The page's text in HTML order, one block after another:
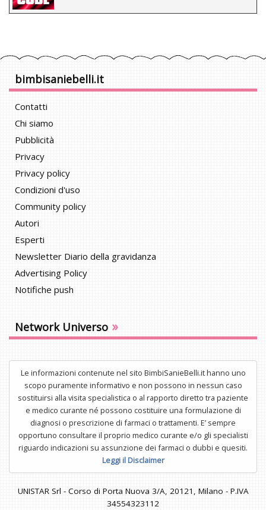
bimbisaniebelli.it
Contatti
Chi siamo
Pubblicità
Privacy
Privacy policy
Condizioni d'uso
Community policy
Autori
Esperti
Newsletter Diario della gravidanza
Advertising Policy
Notifiche push
Network Universo »
Le informazioni contenute nel sito BimbiSanieBelli.it hanno uno
scopo puramente informativo e non possono in nessun caso
sostituirsi alla visita specialistica o al rapporto diretto tra paziente
e medico curante né possono costituire una formulazione di
diagnosi o prescrizione di farmaci o trattamenti. E’ sempre
opportuno consultare il proprio medico curante e/o gli specialisti
riguardo indicazioni su assunzione dei farmaci o dubbi e quesiti.
Leggi il Disclaimer
UNISTAR Srl - Corso di Porta Nuova 3/A, 20121, Milano - P.IVA
34554323112